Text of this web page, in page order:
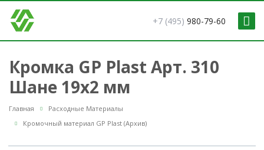
+7 (495) 980-79-60
Кромка GP Plast Арт. 310
Шане 19x2 мм
Главная
Расходные Материалы
Кромочный материал GP Plast (Архив)